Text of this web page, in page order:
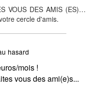
VOUS DES AMIS (ES)…
cercle d'amis.
hasard
mois !
vous des ami(e)s...